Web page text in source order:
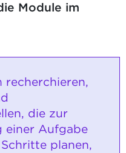
Module im
recherchieren,
die zur
einer Aufgabe
planen,